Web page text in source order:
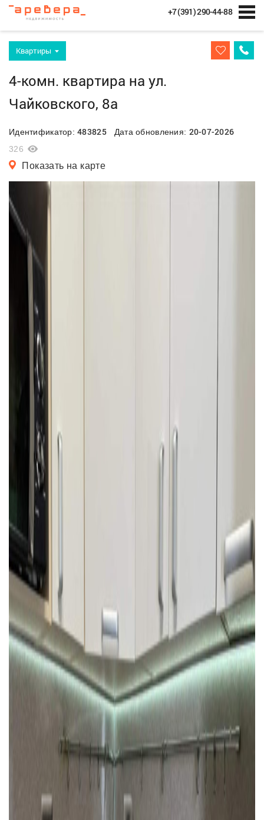
+7 (391) 290-44-88
Квартиры
4-комн. квартира на ул.
Чайковского, 8а
Идентификатор:483825Дата обновления: 20-07-2026
326
Показать на карте